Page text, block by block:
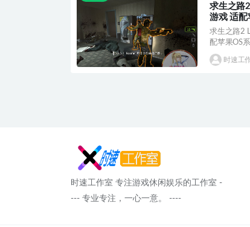
求生之路
游戏 适配
求生之路2
配苹果OS
时速工
时速工作室 专注游戏休闲娱乐的工作室 -
--- 专业专注，一心一意。 ----